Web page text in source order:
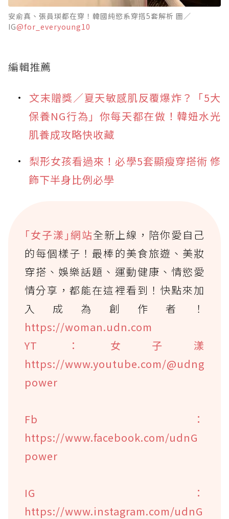
安俞真、張員瑛都在穿！韓國純慾系穿搭5套解析 圖／
IG@for_everyoung10
編輯推薦
文末贈獎／夏天敏感肌反覆爆炸？「5大
保養NG行為」你每天都在做！韓妞水光
肌養成攻略快收藏
梨形女孩看過來！必學5套顯瘦穿搭術 修
飾下半身比例必學
｢女子漾｣網站全新上線，陪你愛自己
的每個樣子！最棒的美食旅遊、美妝
穿搭、娛樂話題、運動健康、情慾愛
情分享，都能在這裡看到！快點來加
入成為創作者！
https://woman.udn.com
YT：女子漾
https://www.youtube.com/@udng
power
Fb：
https://www.facebook.com/udnG
power
IG：
https://www.instagram.com/udnG